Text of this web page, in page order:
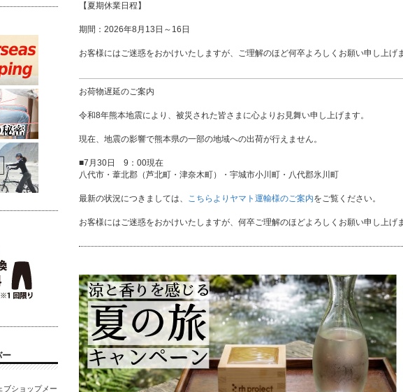
【夏期休業日程】
期間：2026年8月13日～16日
お客様にはご迷惑をおかけいたしますが、ご理解のほど何卒よろしくお願い申し上げ
お荷物遅延のご案内
令和8年熊本地震により、被災された皆さまに心よりお見舞い申し上げます。
現在、地震の影響で熊本県の一部の地域への出荷が行えません。
■7月30日 9：00現在
八代市・葦北郡（芦北町・津奈木町）・宇城市小川町・八代郡氷川町
最新の状況につきましては、 こちらよりヤマト運輸様のご案内をご覧ください。
お客様にはご迷惑をおかけいたしますが、何卒ご理解のほどよろしくお願い申し上げ
ー
ブショップメー